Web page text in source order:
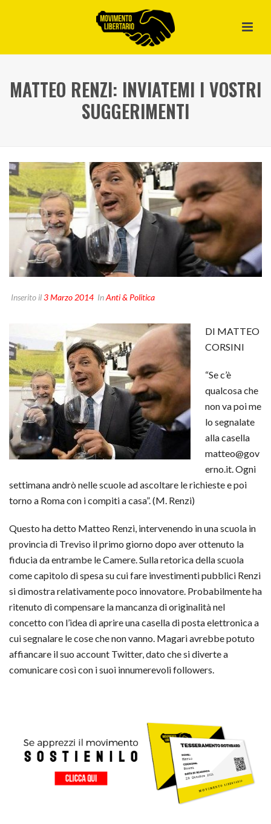
MATTEO RENZI: INVIATEMI I VOSTRI
SUGGERIMENTI
Inserito il3 Marzo 2014 InAnti & Politica
DI MATTEO
CORSINI
“Se c’è
qualcosa che
non va poi me
lo segnalate
alla casella
matteo@gov
erno.it Ogni
settimana andrò nelle scuole ad ascoltare le richieste e poi
torno a Roma con i compiti a casa”. (M. Renzi)
Questo ha detto Matteo Renzi, intervenendo in una scuola in
provincia di Treviso il primo giorno dopo aver ottenuto la
fiducia da entrambe le Camere. Sulla retorica della scuola
come capitolo di spesa su cui fare investimenti pubblici Renzi
si dimostra relativamente poco innovatore. Probabilmente ha
ritenuto di compensare la mancanza di originalità nel
concetto con l’idea di aprire una casella di posta elettronica a
cui segnalare le cose che non vanno. Magari avrebbe potuto
affiancare il suo account Twitter, dato che si diverte a
comunicare così con i suoi innumerevoli followers.